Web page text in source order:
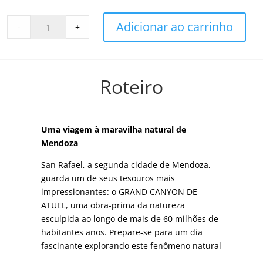
- + Adicionar ao carrinho
Roteiro
Uma viagem à maravilha natural de
Mendoza
San Rafael, a segunda cidade de Mendoza,
guarda um de seus tesouros mais
impressionantes: o GRAND CANYON DE
ATUEL, uma obra-prima da natureza
esculpida ao longo de mais de 60 milhões de
habitantes anos. Prepare-se para um dia
fascinante explorando este fenômeno natural